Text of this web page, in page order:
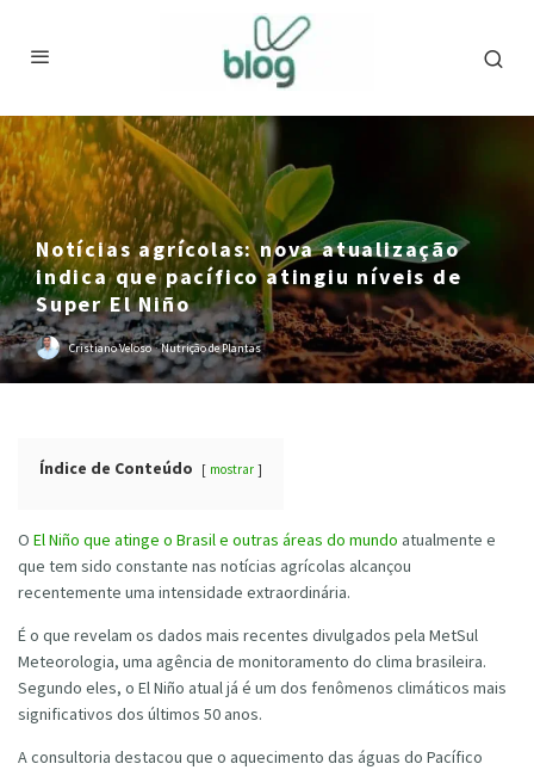
Notícias agrícolas: nova atualização
indica que pacífico atingiu níveis de
Super El Niño
Cristiano Veloso · Nutrição de Plantas
Índice de Conteúdo mostrar
O El Niño que atinge o Brasil e outras áreas do mundo atualmente e
que tem sido constante nas notícias agrícolas alcançou
recentemente uma intensidade extraordinária.
É o que revelam os dados mais recentes divulgados pela MetSul
Meteorologia, uma agência de monitoramento do clima brasileira.
Segundo eles, o El Niño atual já é um dos fenômenos climáticos mais
significativos dos últimos 50 anos.
A consultoria destacou que o aquecimento das águas do Pacífico